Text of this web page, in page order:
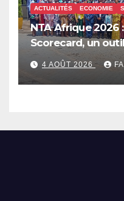
ACTUALITÉS ECONOMIE
NTA Afrique 2026
Scorecard, un
les dépenses
4 AOÛT 2026